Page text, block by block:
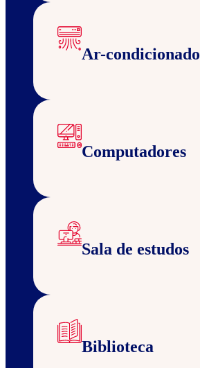
Ar-condicionado
Computadores
Sala de estudos
Biblioteca